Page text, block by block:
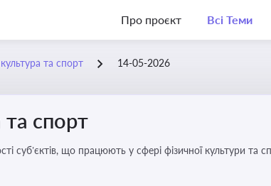
Про проєкт Всі Теми
та спорт 14-05-2026
та спорт
суб’єктів, що працюють у сфері фізичної культури